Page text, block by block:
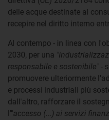
delle acque destinate al
recepire nel diritto interno
Al contempo - in linea con
2030, per una "
responsabile e sostenibile" -
promuovere ulteriormente
e processi industriali più
dall'altro, rafforzare il
l'"accesso (...) ai servizi